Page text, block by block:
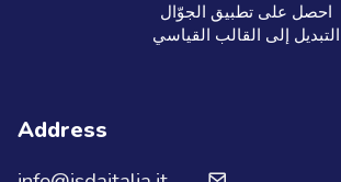
احصل على تطبيق الجوّال
التبديل إلى القالب القياسي
Address